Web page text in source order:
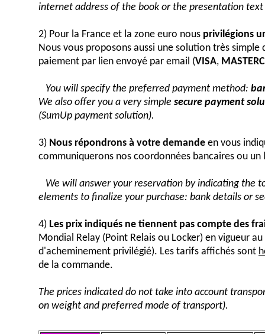
internet address of the book or the presentation
2) Pour la France et la zone euro nous privilégions
Nous vous proposons aussi une solution très simple
paiement par lien envoyé par email (VISA,
You will specify the preferred payment method:
We also offer you a very simple secure payment
(SumUp payment solution).
3) Nous répondrons à votre demande en vous
communiquerons nos coordonnées bancaires ou
We will answer your reservation by indicating the
elements to finalize your purchase: bank details or
4) Les prix indiqués ne tiennent pas compte des
Mondial Relay (Point Relais ou Locker) en vigueur
d'acheminement privilégié). Les tarifs affichés sont
de la commande.
The prices indicated do not take into account
on weight and preferred mode of transport).